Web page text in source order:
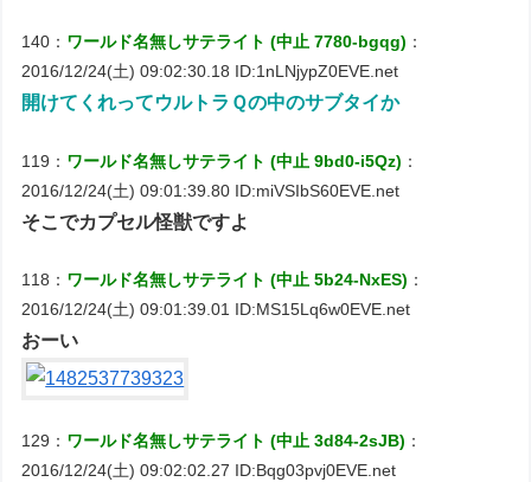
140： ワールド名無しサテライト (中止 7780-bgqg) ：
2016/12/24(土) 09:02:30.18 ID:1nLNjypZ0EVE.net
開けてくれってウルトラＱの中のサブタイか
119： ワールド名無しサテライト (中止 9bd0-i5Qz) ：
2016/12/24(土) 09:01:39.80 ID:miVSIbS60EVE.net
そこでカプセル怪獣ですよ
118： ワールド名無しサテライト (中止 5b24-NxES) ：
2016/12/24(土) 09:01:39.01 ID:MS15Lq6w0EVE.net
おーい
129： ワールド名無しサテライト (中止 3d84-2sJB) ：
2016/12/24(土) 09:02:02.27 ID:Bqg03pvj0EVE.net